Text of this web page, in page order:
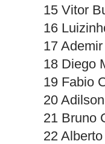
15 Vitor
16
17
18 Diego
19 Fabio
20
21 Bruno
22